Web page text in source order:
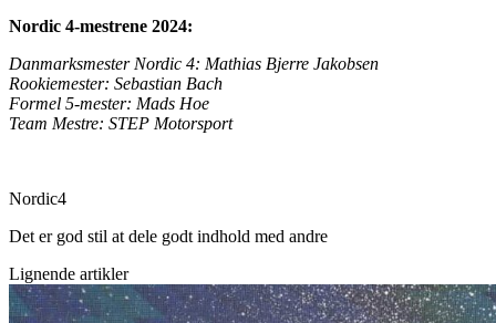
Nordic 4-mestrene 2024:
Danmarksmester Nordic 4: Mathias Bjerre Jakobsen
Rookiemester: Sebastian Bach
Formel 5-mester: Mads Hoe
Team Mestre: STEP Motorsport
Nordic4
Det er god stil at dele godt indhold med andre
Lignende artikler